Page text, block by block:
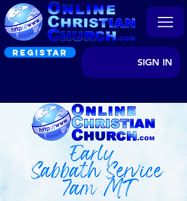
REGISTAR
SIGN IN